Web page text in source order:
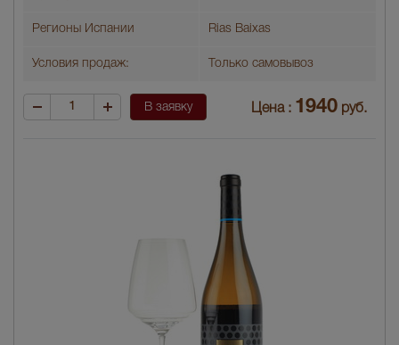
Регионы Испании Rias Baixas
Условия продаж: Только самовывоз
В заявку Цена : 1940 руб.